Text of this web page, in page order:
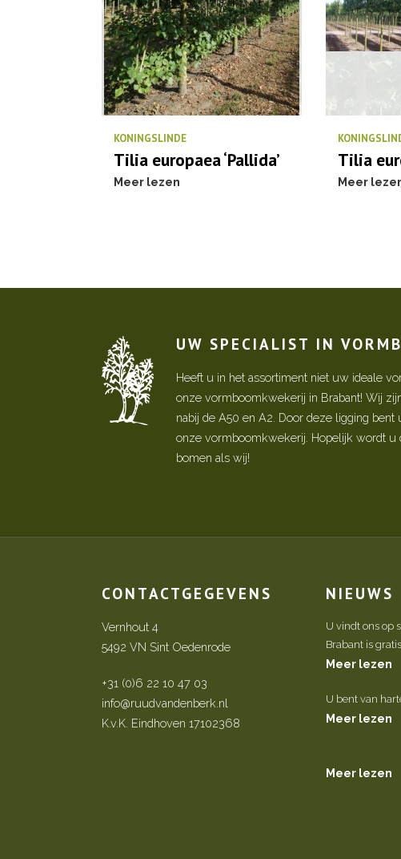
KONINGSLINDE
Tilia europaea ‘Pallida’
Meer lezen
Tilia
Meer
UW SPECIALIST IN
Heeft u in het assortiment niet uw ideale
onze vormboomkwekerij in Brabant! Wij
nabij de A50 en A2. Door deze ligging
onze vormboomkwekerij. Hopelijk wordt u
bomen als wij!
CONTACTGEGEVENS
Vernhout 4
5492 VN Sint Oedenrode
+31 (0)6 22 10 47 03
info@ruudvandenberk.nl
K.v.K. Eindhoven 17102368
NIEUWS
U vindt ons op
Brabant is
Meer lezen
U bent van
Meer lezen
Meer lezen